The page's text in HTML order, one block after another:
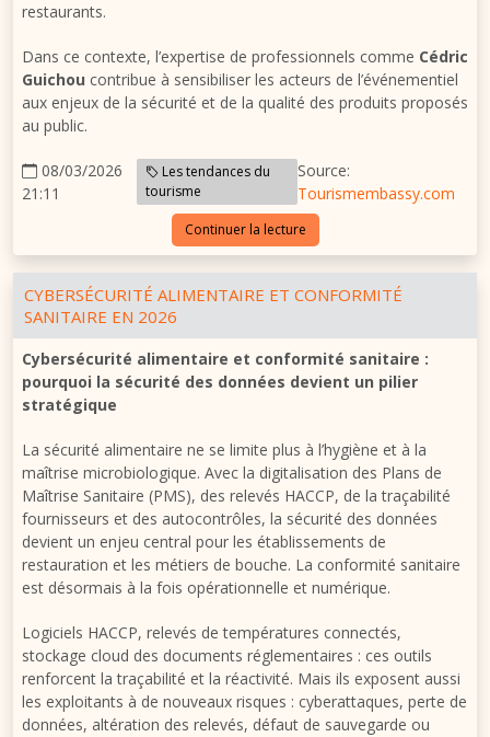
restaurants.
Dans ce contexte, l’expertise de professionnels comme Cédric
Guichou contribue à sensibiliser les acteurs de l’événementiel
aux enjeux de la sécurité et de la qualité des produits proposés
au public.
08/03/2026
21:11
Les tendances du
tourisme
Source:
Tourismembassy.com
Continuer la lecture
CYBERSÉCURITÉ ALIMENTAIRE ET CONFORMITÉ
SANITAIRE EN 2026
Cybersécurité alimentaire et conformité sanitaire :
pourquoi la sécurité des données devient un pilier
stratégique
La sécurité alimentaire ne se limite plus à l’hygiène et à la
maîtrise microbiologique. Avec la digitalisation des Plans de
Maîtrise Sanitaire (PMS), des relevés HACCP, de la traçabilité
fournisseurs et des autocontrôles, la sécurité des données
devient un enjeu central pour les établissements de
restauration et les métiers de bouche. La conformité sanitaire
est désormais à la fois opérationnelle et numérique.
Logiciels HACCP, relevés de températures connectés,
stockage cloud des documents réglementaires : ces outils
renforcent la traçabilité et la réactivité. Mais ils exposent aussi
les exploitants à de nouveaux risques : cyberattaques, perte de
données, altération des relevés, défaut de sauvegarde ou